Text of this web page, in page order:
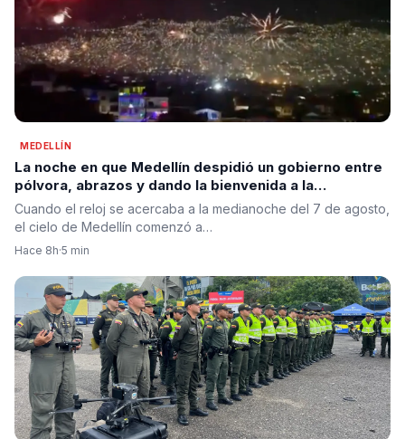
MEDELLÍN
La noche en que Medellín despidió un gobierno entre
pólvora, abrazos y dando la bienvenida a la
esperanza de cambio
Cuando el reloj se acercaba a la medianoche del 7 de agosto,
el cielo de Medellín comenzó a…
Hace 8h·5 min